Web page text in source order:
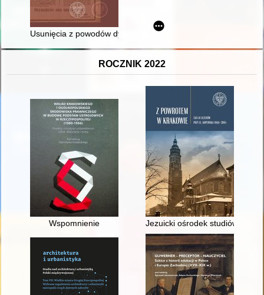
Usunięcia z powodów dyscyplinarnych i politycznych ze szkół
ROCZNIK 2022
Wspomnienie Jezuicki ośrodek studiów